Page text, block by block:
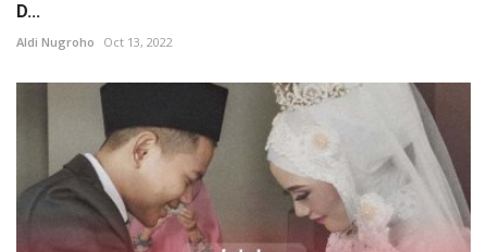
D...
Aldi Nugroho Oct 13, 2022